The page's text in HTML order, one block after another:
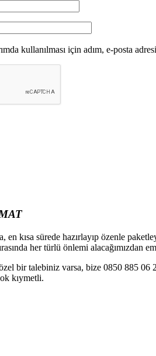
kullanılması için adım, e-posta
en kısa sürede hazırlayıp özenle
her türlü önlemi alacağımızdan
bir talebiniz varsa, bize 0850 885 06
kıymetli.